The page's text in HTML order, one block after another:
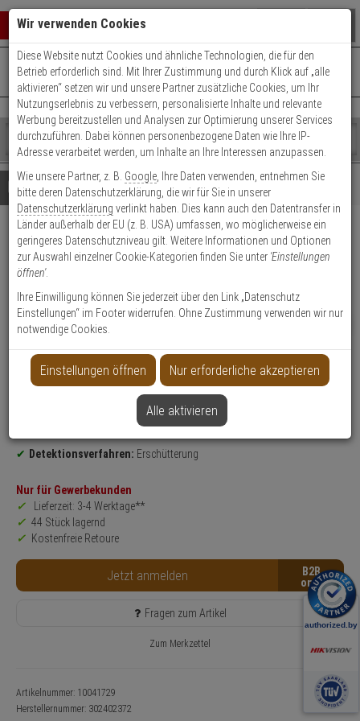
Warenkorb schließen
0 ARTIKEL IM WARENKORB
Ihr Warenkorb ist momentan leer.
Ergebnisse ()
Fertig
Shop
durchsuchen
Bitte
geben
Sie
mindestens
Zeichen
ein,
um
Suche
Es
wurde
noch
Kategorien
Suche
gestartet
+49 (0)821 899 493-0Mo. - Do.: 8:00 - 16:30 | Fr.: 8:00 - 14:00 Uhr
Kontaktservice nutzen
Details Beratung
HIKVision DS-PDMCK-EG2-
WE(B) Erschütterungsmelder
Produktmerkmale
Datenblatt drucken
Produktinformationen
Erschütterungsmelder
Innenbereich, Gewerbeobjekte, Haus, Wohnung
Detektionsverfahren: Erschütterung
Nur für Gewerbekunden
Lieferzeit: 3-4 Werktage**
44 Stück lagernd
Kostenfreie Retoure
Jetzt anmelden B2B
Fragen zum Artikel
Zum Merkzettel
Artikelnummer: 10041729
Herstellernummer: 302402372
Wir verwenden Cookies
Diese Website nutzt Cookies und ähnliche Technologien, die für den
Betrieb erforderlich sind. Mit Ihrer Zustimmung und durch Klick auf „alle
aktivieren“ setzen wir und unsere Partner zusätzliche Cookies, um Ihr
Nutzungserlebnis zu verbessern, personalisierte Inhalte und relevante
Werbung bereitzustellen und Analysen zur Optimierung unserer Services
durchzuführen. Dabei können personenbezogene Daten wie Ihre IP-
Adresse verarbeitet werden, um Inhalte an Ihre Interessen anzupassen.
Wie unsere Partner, z. B. Google , Ihre Daten verwenden, entnehmen Sie
bitte deren Datenschutzerklärung, die wir für Sie in unserer
Datenschutzerklärung verlinkt haben. Dies kann auch den Datentransfer in
Länder außerhalb der EU (z. B. USA) umfassen, wo möglicherweise ein
geringeres Datenschutzniveau gilt. Weitere Informationen und Optionen
zur Auswahl einzelner Cookie-Kategorien finden Sie unter 'Einstellungen
öffnen'.
Ihre Einwilligung können Sie jederzeit über den Link „Datenschutz
Einstellungen“ im Footer widerrufen. Ohne Zustimmung verwenden wir nur
notwendige Cookies.
Einstellungen öffnen Nur erforderliche akzeptieren
Alle aktivieren